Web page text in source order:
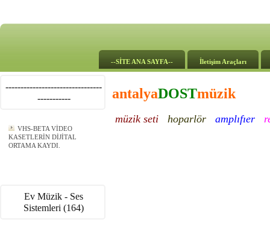
--SİTE ANA SAYFA-- İletişim Araçları
--------------------------------
-----------
VHS-BETA VİDEO
KASETLERİN DİJİTAL
ORTAMA KAYDI.
Ev Müzik - Ses
Sistemleri (164)
antalyaDOSTmüzik
müzik seti hoparlör amplıfıer